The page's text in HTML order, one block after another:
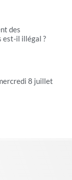
des
est-il illégal ?
8 juillet